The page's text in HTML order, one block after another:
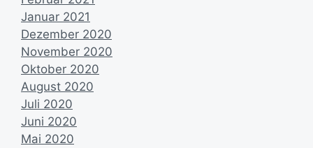
Januar 2021
Dezember 2020
November 2020
Oktober 2020
August 2020
Juli 2020
Juni 2020
Mai 2020